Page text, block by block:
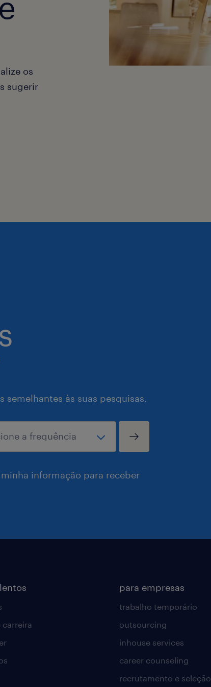
os
sugerir
semelhantes às suas pesquisas.
informação para receber
carreira
para empresas
trabalho temporário
outsourcing
inhouse services
career counseling
recrutamento e seleção